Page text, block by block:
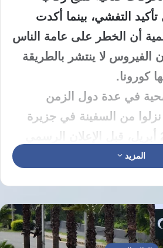
تأكيد التفشي، بينما أكدت
أن الخطر على عامة الناس
الفيروس لا ينتشر بالطريقة
كورونا.
في عدة دول الزمن
من السفينة في جزيرة
في محاولة لرصد أي أعراض
فرض إجراءات العزل والمتابعة
المزيد